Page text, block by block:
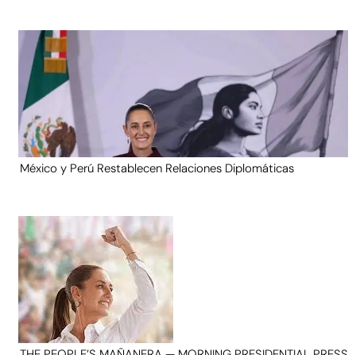
México y Perú Restablecen Relaciones Diplomáticas